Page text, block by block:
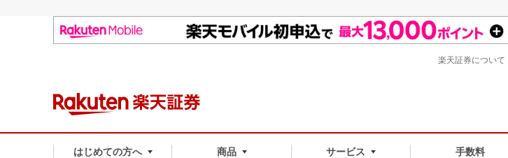
はじめての方へ 商品 サービス 手数料
楽天証券について